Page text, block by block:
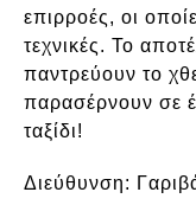
επιρροές, οι
τεχνικές. Το
παντρεύουν το
παρασέρνουν σε
ταξίδι!
Διεύθυνση: